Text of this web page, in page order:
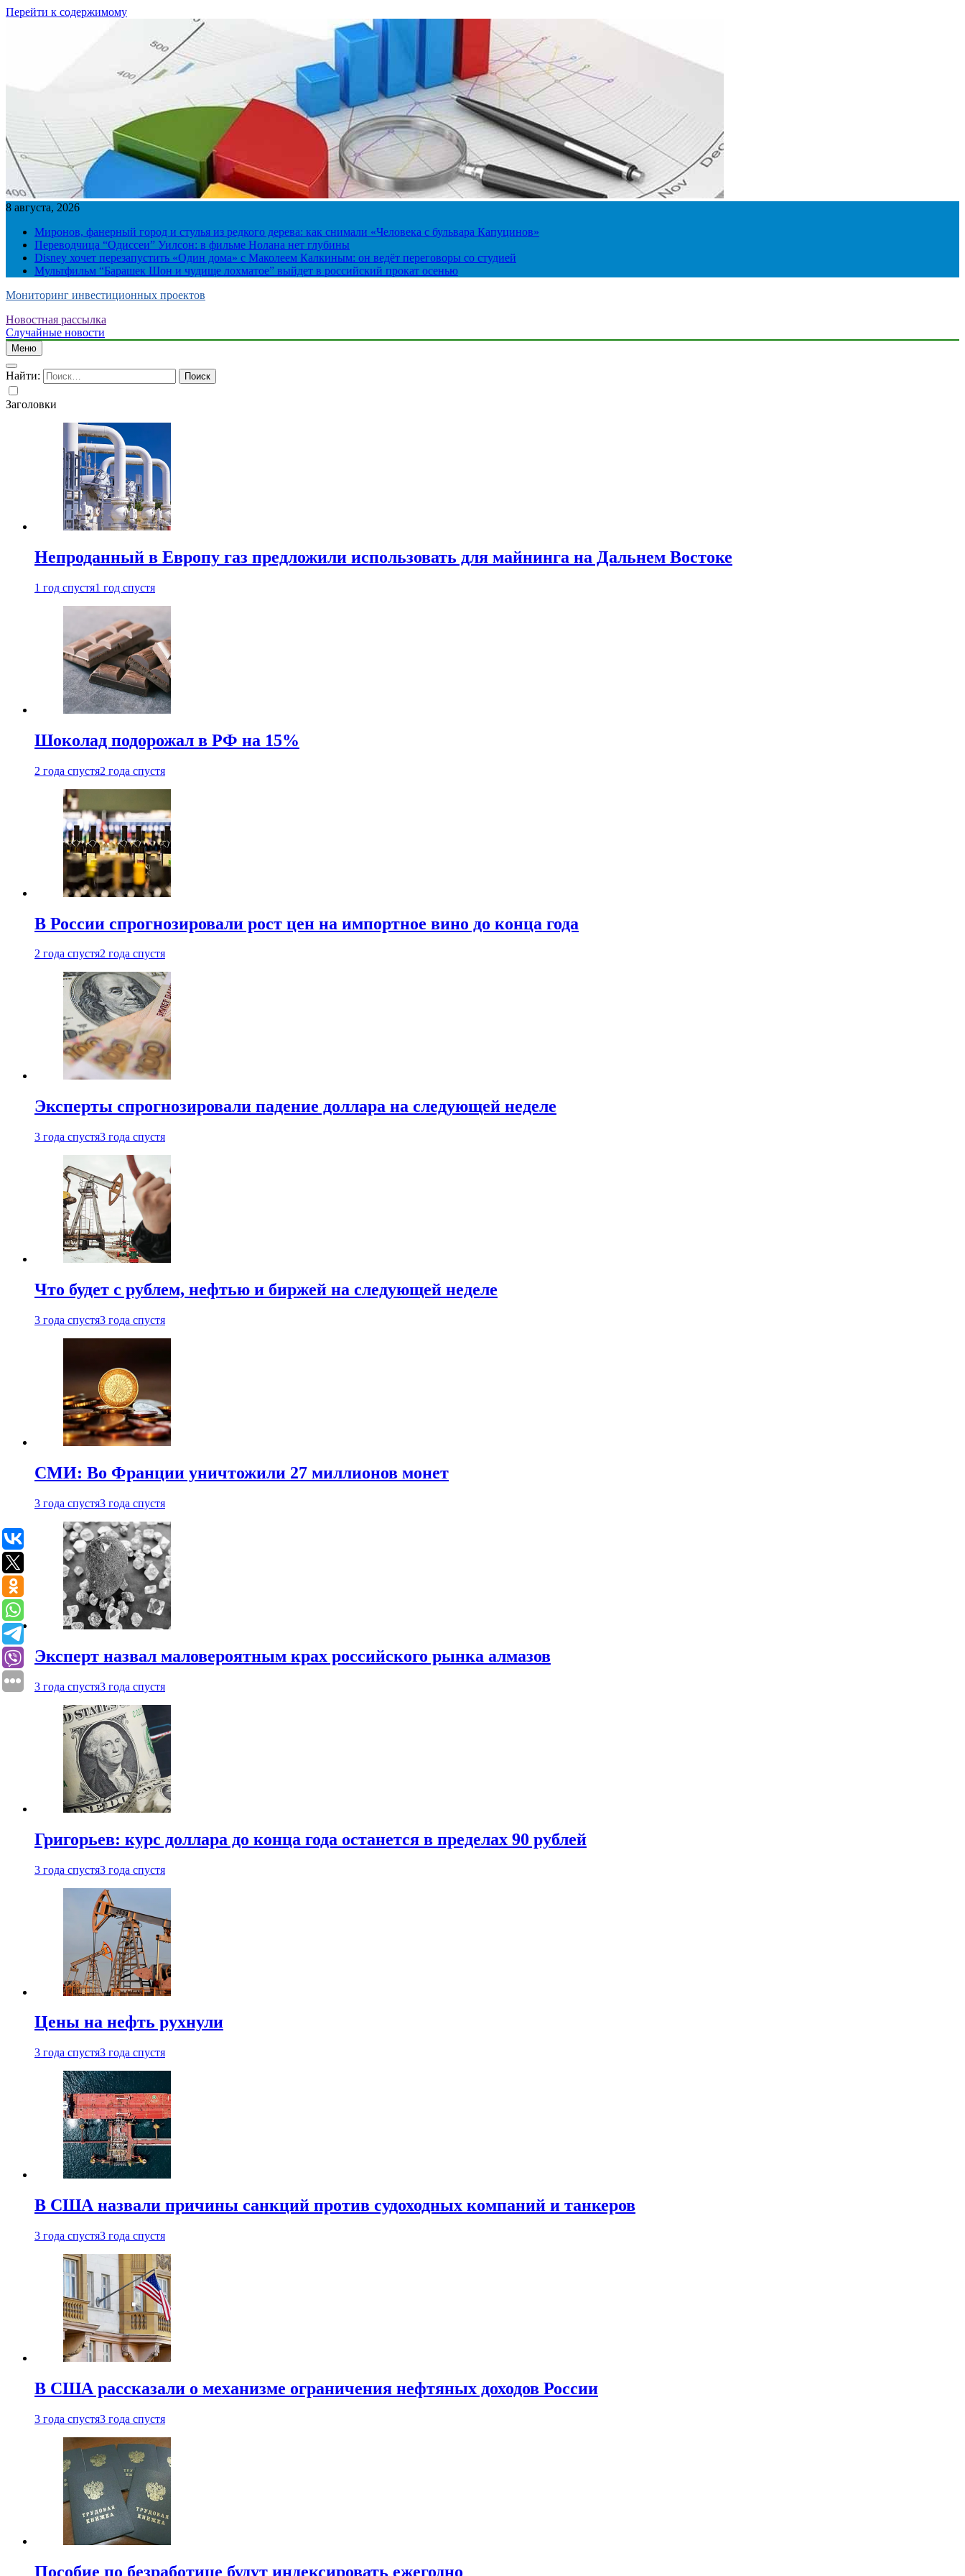
Перейти к содержимому
8 августа, 2026
Миронов, фанерный город и стулья из редкого дерева: как снимали «Человека с бульвара Капуцинов»
Переводчица “Одиссеи” Уилсон: в фильме Нолана нет глубины
Disney хочет перезапустить «Один дома» с Маколеем Калкиным: он ведёт переговоры со студией
Мультфильм “Барашек Шон и чудище лохматое” выйдет в российский прокат осенью
Мониторинг инвестиционных проектов
Новостная рассылка
Случайные новости
Меню
Найти:
Заголовки
Непроданный в Европу газ предложили использовать для майнинга на Дальнем Востоке
1 год спустя1 год спустя
Шоколад подорожал в РФ на 15%
2 года спустя2 года спустя
В России спрогнозировали рост цен на импортное вино до конца года
2 года спустя2 года спустя
Эксперты спрогнозировали падение доллара на следующей неделе
3 года спустя3 года спустя
Что будет с рублем, нефтью и биржей на следующей неделе
3 года спустя3 года спустя
СМИ: Во Франции уничтожили 27 миллионов монет
3 года спустя3 года спустя
Эксперт назвал маловероятным крах российского рынка алмазов
3 года спустя3 года спустя
Григорьев: курс доллара до конца года останется в пределах 90 рублей
3 года спустя3 года спустя
Цены на нефть рухнули
3 года спустя3 года спустя
В США назвали причины санкций против судоходных компаний и танкеров
3 года спустя3 года спустя
В США рассказали о механизме ограничения нефтяных доходов России
3 года спустя3 года спустя
Пособие по безработице будут индексировать ежегодно